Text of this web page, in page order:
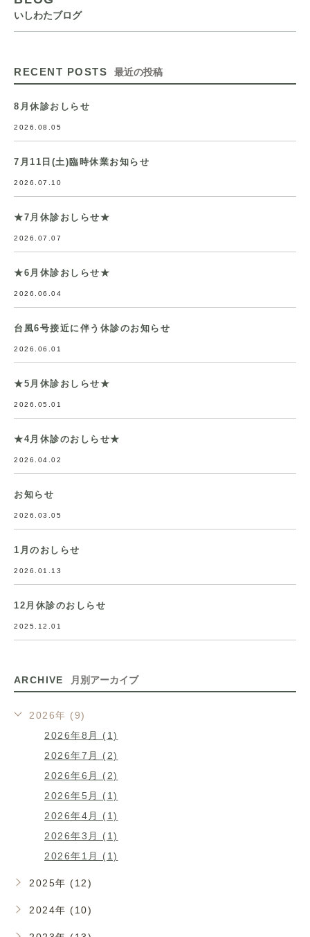
いしわたブログ
RECENT POSTS 最近の投稿
8月休診おしらせ
2026.08.05
7月11日(土)臨時休業お知らせ
2026.07.10
★7月休診おしらせ★
2026.07.07
★6月休診おしらせ★
2026.06.04
台風6号接近に伴う休診のお知らせ
2026.06.01
★5月休診おしらせ★
2026.05.01
★4月休診のおしらせ★
2026.04.02
お知らせ
2026.03.05
1月のおしらせ
2026.01.13
12月休診のおしらせ
2025.12.01
ARCHIVE 月別アーカイブ
2026年 (9)
2026年8月 (1)
2026年7月 (2)
2026年6月 (2)
2026年5月 (1)
2026年4月 (1)
2026年3月 (1)
2026年1月 (1)
2025年 (12)
2024年 (10)